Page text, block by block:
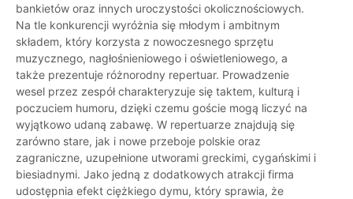
bankietów oraz innych uroczystości okolicznościowych.
Na tle konkurencji wyróżnia się młodym i ambitnym
składem, który korzysta z nowoczesnego sprzętu
muzycznego, nagłośnieniowego i oświetleniowego, a
także prezentuje różnorodny repertuar. Prowadzenie
wesel przez zespół charakteryzuje się taktem, kulturą i
poczuciem humoru, dzięki czemu goście mogą liczyć na
wyjątkowo udaną zabawę. W repertuarze znajdują się
zarówno stare, jak i nowe przeboje polskie oraz
zagraniczne, uzupełnione utworami greckimi, cygańskimi i
biesiadnymi. Jako jedną z dodatkowych atrakcji firma
udostępnia efekt ciężkiego dymu, który sprawia, że